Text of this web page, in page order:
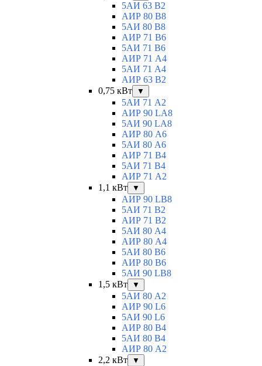
5АИ 63 B2
АИР 80 B8
5АИ 80 В8
АИР 71 В6
5АИ 71 B6
АИР 71 А4
5АИ 71 A4
АИР 63 B2
0,75 кВт
▼
5АИ 71 A2
АИР 90 LA8
5АИ 90 LA8
АИР 80 А6
5АИ 80 A6
АИР 71 В4
5АИ 71 B4
АИР 71 A2
1,1 кВт
▼
АИР 90 LB8
5АИ 71 B2
АИР 71 В2
5АИ 80 A4
АИР 80 А4
5АИ 80 В6
АИР 80 B6
5АИ 90 LB8
1,5 кВт
▼
5АИ 80 A2
АИР 90 L6
5АИ 90 L6
АИР 80 B4
5АИ 80 B4
АИР 80 А2
2,2 кВт
▼